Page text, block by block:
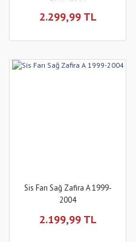
2.299,99 TL
Sis Farı Sağ Zafira A 1999-
2004
2.199,99 TL